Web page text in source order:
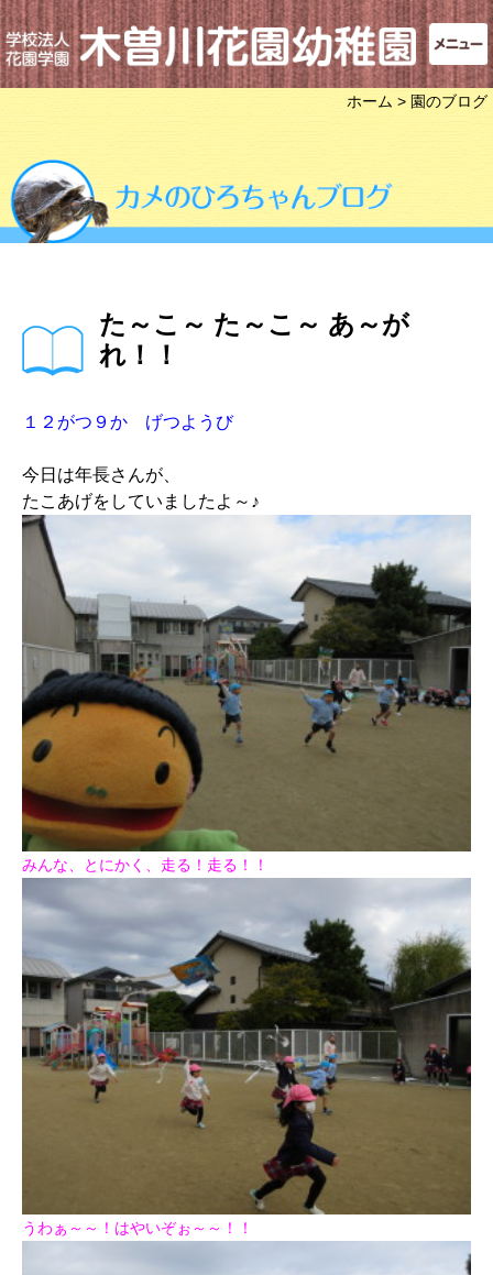
ホーム > 園のブログ
た～こ～ た～こ～ あ～が
れ！！
１２がつ９か げつようび
今日は年長さんが、
たこあげをしていましたよ～♪
みんな、とにかく、走る！走る！！
うわぁ～～！はやいぞぉ～～！！